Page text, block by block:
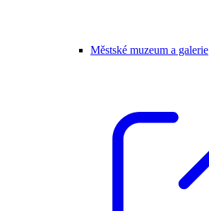
Městské muzeum a galerie